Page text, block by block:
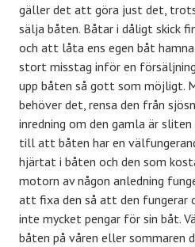
gäller det att göra just det,
sälja båten. Båtar i dåligt skick
och att låta ens egen båt
stort misstag inför en
upp båten så gott som möjligt.
behöver det, rensa den från
inredning om den gamla är
till att båten har en
hjärtat i båten och den som
motorn av någon anledning
att fixa den så att den fungerar
inte mycket pengar för sin båt.
båten på våren eller sommaren